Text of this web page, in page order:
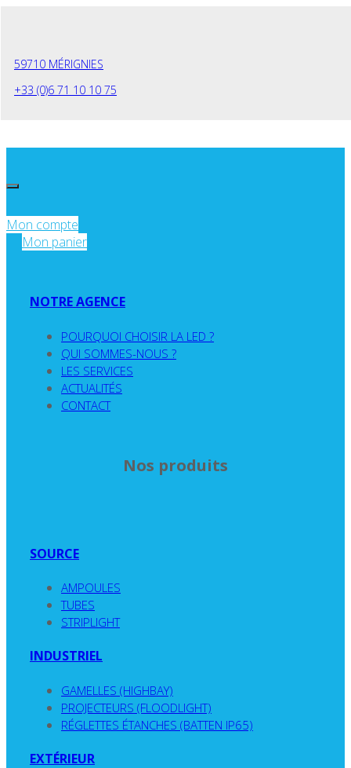
59710 MÉRIGNIES
+33 (0)6 71 10 10 75
Mon compte
Mon panier
NOTRE AGENCE
POURQUOI CHOISIR LA LED ?
QUI SOMMES-NOUS ?
LES SERVICES
ACTUALITÉS
CONTACT
Nos produits
SOURCE
AMPOULES
TUBES
STRIPLIGHT
INDUSTRIEL
GAMELLES (HIGHBAY)
PROJECTEURS (FLOODLIGHT)
RÉGLETTES ÉTANCHES (BATTEN IP65)
EXTÉRIEUR